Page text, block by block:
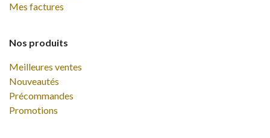
Mes factures
Nos produits
Meilleures ventes
Nouveautés
Précommandes
Promotions